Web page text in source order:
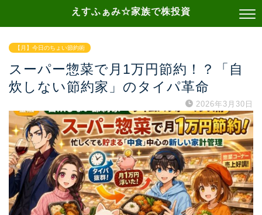
えすふぁみ☆家族で株投資
【月】今日のちょい節約術
スーパー惣菜で月1万円節約！？「自
炊しない節約家」のタイパ革命
2026年3月30日